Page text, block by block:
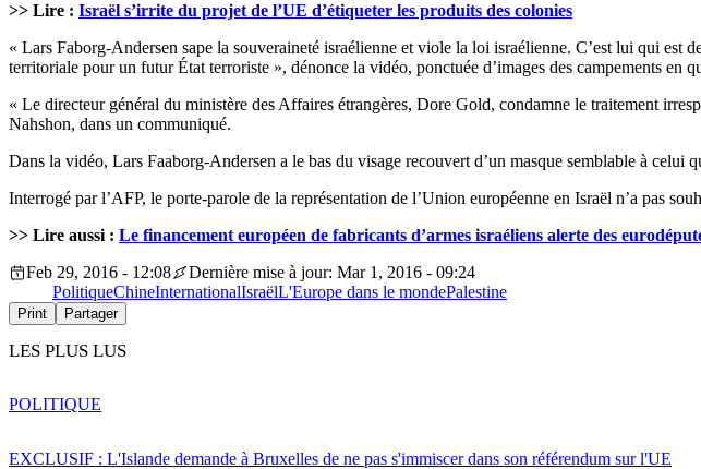
>> Lire : Israël s’irrite du projet de l’UE d’étiqueter les produits des colonies
« Lars Faborg-Andersen sape la souveraineté israélienne et viole la loi israélienne. C’est lui qui
territoriale pour un futur État terroriste », dénonce la vidéo, ponctuée d’images des campements en
« Le directeur général du ministère des Affaires étrangères, Dore Gold, condamne le traitement
Nahshon, dans un communiqué.
Dans la vidéo, Lars Faaborg-Andersen a le bas du visage recouvert d’un masque semblable à
Interrogé par l’AFP, le porte-parole de la représentation de l’Union européenne en Israël n’a pas
>> Lire aussi : Le financement européen de fabricants d’armes israéliens alerte des
Feb 29, 2016 - 12:08
Dernière mise à jour: Mar 1, 2016 - 09:24
PolitiqueChineInternationalIsraëlL'Europe dans le mondePalestine
Print Partager
LES PLUS LUS
EXCLUSIF : L'Islande demande à Bruxelles de ne pas s'immiscer dans son référendum sur l'UE
POLITIQUE